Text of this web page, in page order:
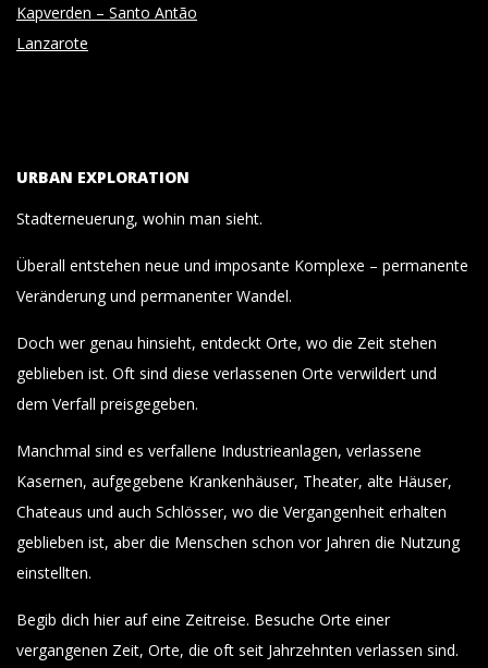
Kapverden – Santo Antão
Lanzarote
URBAN EXPLORATION
Stadterneuerung, wohin man sieht.
Überall entstehen neue und imposante Komplexe – permanente
Veränderung und permanenter Wandel.
Doch wer genau hinsieht, entdeckt Orte, wo die Zeit stehen
geblieben ist. Oft sind diese verlassenen Orte verwildert und
dem Verfall preisgegeben.
Manchmal sind es verfallene Industrieanlagen, verlassene
Kasernen, aufgegebene Krankenhäuser, Theater, alte Häuser,
Chateaus und auch Schlösser, wo die Vergangenheit erhalten
geblieben ist, aber die Menschen schon vor Jahren die Nutzung
einstellten.
Begib dich hier auf eine Zeitreise. Besuche Orte einer
vergangenen Zeit, Orte, die oft seit Jahrzehnten verlassen sind.